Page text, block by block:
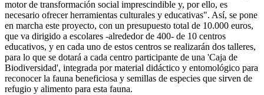
motor de transformación social imprescindible y, por ello, es
necesario ofrecer herramientas culturales y educativas". Así, se pone
en marcha este proyecto, con un presupuesto total de 10.000 euros,
que va dirigido a escolares -alrededor de 400- de 10 centros
educativos, y en cada uno de estos centros se realizarán dos talleres,
para lo que se dotará a cada centro participante de una 'Caja de
Biodiversidad', integrada por material didáctico y entomológico para
reconocer la fauna beneficiosa y semillas de especies que sirven de
refugio y alimento para esta fauna.